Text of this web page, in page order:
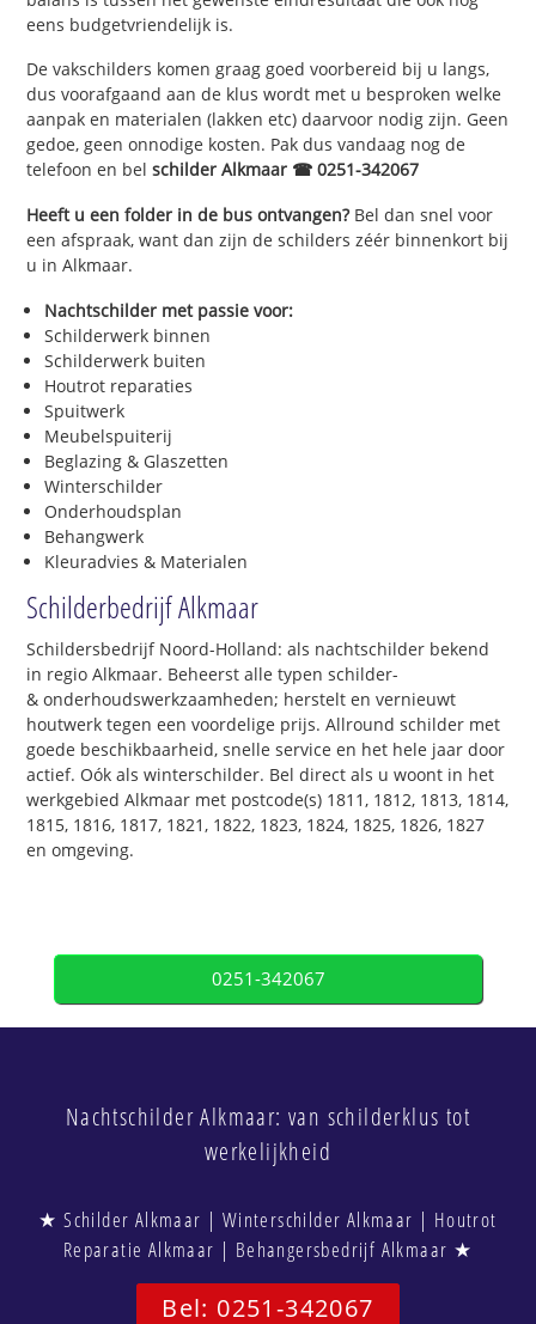
eens budgetvriendelijk is.
De vakschilders komen graag goed voorbereid bij u langs,
dus voorafgaand aan de klus wordt met u besproken welke
aanpak en materialen (lakken etc) daarvoor nodig zijn. Geen
gedoe, geen onnodige kosten. Pak dus vandaag nog de
telefoon en belschilder Alkmaar ☎ 0251-342067
Heeft u een folder in de bus ontvangen?Bel dan snel voor
een afspraak, want dan zijn de schilders zéér binnenkort bij
u in Alkmaar.
Nachtschilder met passie voor:
Schilderwerk binnen
Schilderwerk buiten
Houtrot reparaties
Spuitwerk
Meubelspuiterij
Beglazing & Glaszetten
Winterschilder
Onderhoudsplan
Behangwerk
Kleuradvies & Materialen
Schilderbedrijf Alkmaar
Schildersbedrijf Noord-Holland: als nachtschilder bekend
in regio Alkmaar. Beheerst alle typen schilder-
& onderhoudswerkzaamheden; herstelt en vernieuwt
houtwerk tegen een voordelige prijs. Allround schilder met
goede beschikbaarheid, snelle service en het hele jaar door
actief. Oók als winterschilder. Bel direct als u woont in het
werkgebied Alkmaar met postcode(s) 1811, 1812, 1813, 1814,
1815, 1816, 1817, 1821, 1822, 1823, 1824, 1825, 1826, 1827
en omgeving.
0251-342067
Nachtschilder Alkmaar: van schilderklus tot
werkelijkheid
★ Schilder Alkmaar | Winterschilder Alkmaar | Houtrot
Reparatie Alkmaar | Behangersbedrijf Alkmaar ★
Bel: 0251-342067